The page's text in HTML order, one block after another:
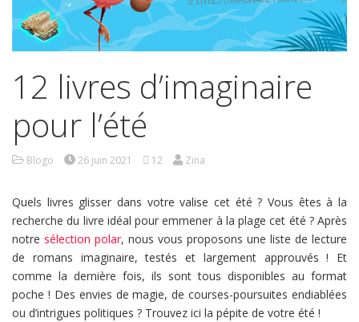
12 livres d’imaginaire
pour l’été
Blogo 26 juin 2021 12 Zina
Quels livres glisser dans votre valise cet été ? Vous êtes à la
recherche du livre idéal pour emmener à la plage cet été ? Après
notre sélection polar, nous vous proposons une liste de lecture
de romans imaginaire, testés et largement approuvés ! Et
comme la dernière fois, ils sont tous disponibles au format
poche ! Des envies de magie, de courses-poursuites endiablées
ou d’intrigues politiques ? Trouvez ici la pépite de votre été !